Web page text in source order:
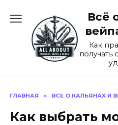
содержанию
Всё
Как
получать
ГЛАВНАЯ » ВСЕ О КАЛЬЯНАХ И
Как выбрать